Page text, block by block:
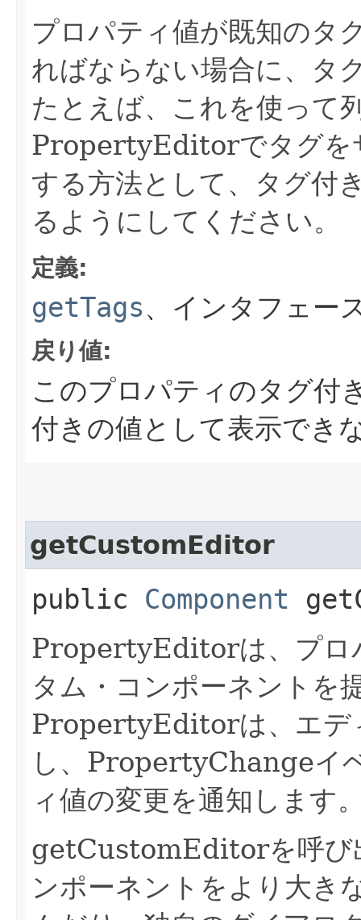
プロパティ値が既知のタ
ればならない場合に、タ
たとえば、これを使って
PropertyEditorでタグを
する方法として、タグ付
るようにしてください。
定義:
getTags、インタフェー
戻り値:
このプロパティのタグ付
付きの値として表示でき
getCustomEditor
public Component
PropertyEditorは、プロ
タム・コンポーネントを
PropertyEditorは、エデ
し、PropertyChangeイ
ィ値の変更を通知します
getCustomEditorを呼び
ンポーネントをより大き